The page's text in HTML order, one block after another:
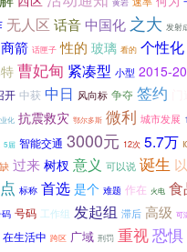
无人区 话音中国化 之大 发射
商箭 话匣子 性的 玻璃 看的 个性化
曹妃甸 紧凑型 小型 2015-
开 中获 中日 风向标 争夺 签约
化 抗震救灾 鄂尔多斯 微利 城市发展
5届 智能交通 3000元 12次 5.7万
过来 树杈 意义 可以说 诞生
标称 首选 是个 难题 作在 火电 食
号码 工作组 发起组 滞后 高级 可
在生活中 跨区 广域 刑罚 重视恐惧
客服
QQ在线，服务咨询
热线
候聆听，023-86382199手机直接点击